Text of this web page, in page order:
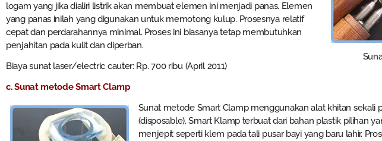
logam yang jika dialiri listrik akan membuat elemen ini menjadi panas. Elemen
yang panas inilah yang digunakan untuk memotong kulup. Prosesnya relatif
cepat dan perdarahannya minimal. Proses ini biasanya tetap membutuhkan
penjahitan pada kulit dan diperban.
Biaya sunat laser/electric cauter: Rp. 700 ribu (April 2011)
c. Sunat metode Smart Clamp
Sunat metode Smart Clamp menggunakan alat khitan sekali
(disposable). Smart Klamp terbuat dari bahan plastik pilihan
menjepit seperti klem pada tali pusar bayi yang baru lahir.